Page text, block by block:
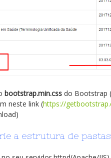
bootstrap.min.css do Bootstrap
neste link (https://
a estrutura de pastas